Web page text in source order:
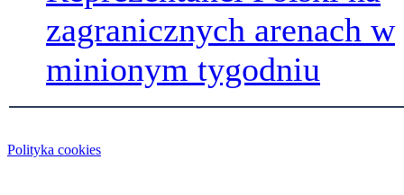
zagranicznych arenach w
minionym tygodniu
Polityka cookies